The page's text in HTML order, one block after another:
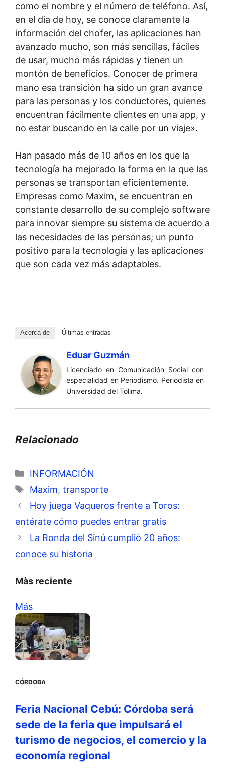
como el nombre y el número de teléfono. Así,
en el día de hoy, se conoce claramente la
información del chofer, las aplicaciones han
avanzado mucho, son más sencillas, fáciles
de usar, mucho más rápidas y tienen un
montón de beneficios. Conocer de primera
mano esa transición ha sido un gran avance
para las personas y los conductores, quienes
encuentran fácilmente clientes en una app, y
no estar buscando en la calle por un viaje».
Han pasado más de 10 años en los que la
tecnología ha mejorado la forma en la que las
personas se transportan eficientemente.
Empresas como Maxim, se encuentran en
constante desarrollo de su complejo software
para innovar siempre su sistema de acuerdo a
las necesidades de las personas; un punto
positivo para la tecnología y las aplicaciones
que son cada vez más adaptables.
Acerca de Últimas entradas
Eduar Guzmán
Licenciado en Comunicación Social con
especialidad en Periodismo. Periodista en
Universidad del Tolima.
Relacionado
Categorías
INFORMACIÓN
Etiquetas
Maxim, transporte
Hoy juega Vaqueros frente a Toros:
entérate cómo puedes entrar gratis
La Ronda del Sinú cumplió 20 años:
conoce su historia
Màs reciente
Más
CÓRDOBA
Feria Nacional Cebú: Córdoba será
sede de la feria que impulsará el
turismo de negocios, el comercio y la
economía regional